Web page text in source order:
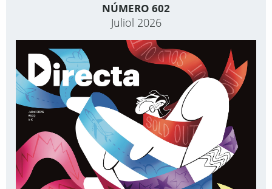
NÚMERO 602
Juliol 2026